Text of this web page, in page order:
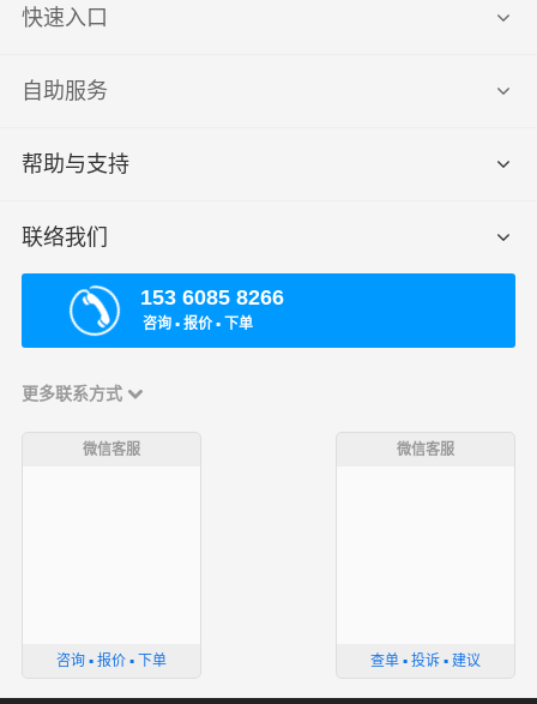
快速入口
自助服务
帮助与支持
联络我们
153 6085 8266
咨询 ▪ 报价 ▪ 下单
更多联系方式
微信客服
咨询 ▪ 报价 ▪ 下单
微信客服
查单 ▪ 投诉 ▪ 建议